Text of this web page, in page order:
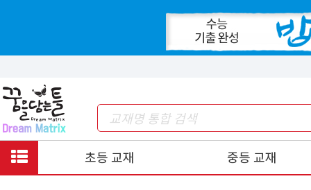
초등 교재 중등 교재